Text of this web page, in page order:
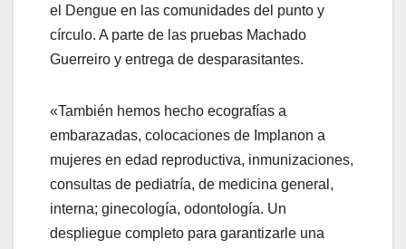
el Dengue en las comunidades del punto y
círculo. A parte de las pruebas Machado
Guerreiro y entrega de desparasitantes.
«También hemos hecho ecografías a
embarazadas, colocaciones de Implanon a
mujeres en edad reproductiva, inmunizaciones,
consultas de pediatría, de medicina general,
interna; ginecología, odontología. Un
despliegue completo para garantizarle una